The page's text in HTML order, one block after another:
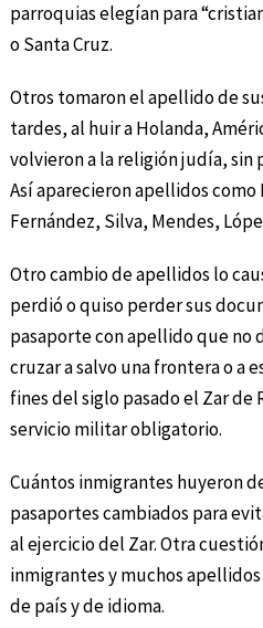
parroquias elegían para
o Santa Cruz.
Otros tomaron el apellido de
tardes, al huir a Holanda,
volvieron a la religión judía, sin
Así aparecieron apellidos como
Fernández, Silva, Mendes,
Otro cambio de apellidos lo
perdió o quiso perder sus
pasaporte con apellido que no
cruzar a salvo una frontera o a
fines del siglo pasado el Zar de
servicio militar obligatorio.
Cuántos inmigrantes huyeron
pasaportes cambiados para
al ejercicio del Zar. Otra
inmigrantes y muchos
de país y de idioma.